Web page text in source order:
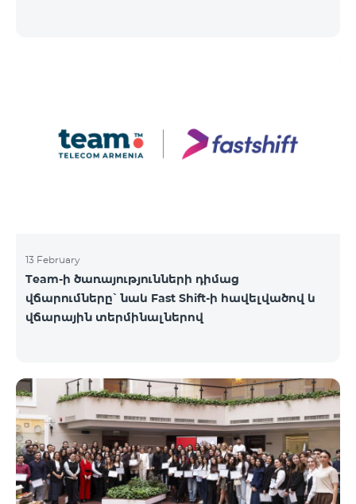
13 February
Team-ի ծառայությունների դիմաց
վճարումները՝ նաև Fast Shift-ի հավելվածով և
վճարային տերմինալներով